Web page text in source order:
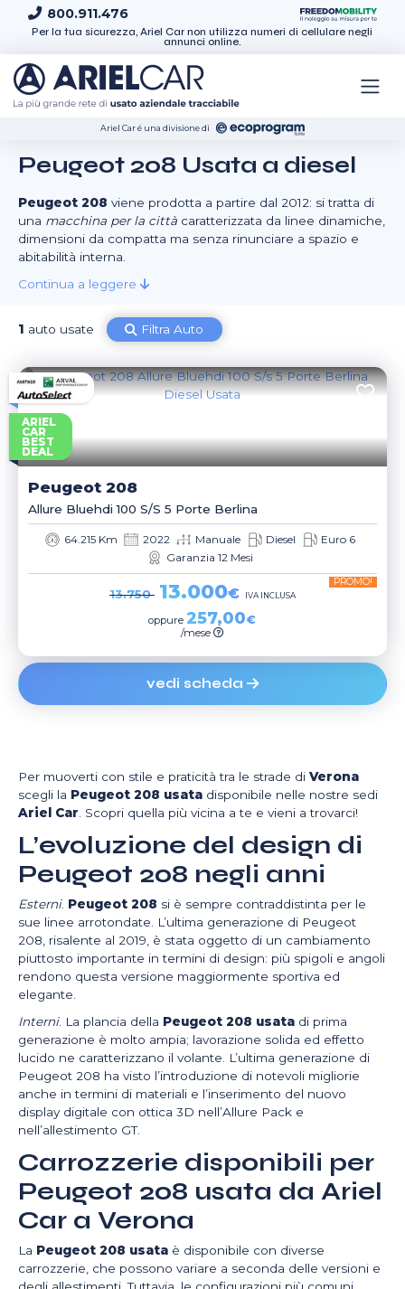
Skip to content
800.911.476
Per la tua sicurezza, Ariel Car non utilizza numeri di cellulare negli
annunci online.
Ariel Car é una divisione di
Peugeot 208 Usata a diesel
Peugeot 208 viene prodotta a partire dal 2012: si tratta di
una macchina per la città caratterizzata da linee dinamiche,
dimensioni da compatta ma senza rinunciare a spazio e
abitabilità interna.
Continua a leggere
1 auto usate Filtra Auto
ARIEL
CAR
BEST
DEAL
Peugeot 208
Allure Bluehdi 100 S/s 5 Porte Berlina
64.215 Km 2022 Manuale Diesel
Euro 6
Garanzia 12 Mesi
13.750 13.000€
PROMO!
IVA INCLUSA
oppure 257,00€
/mese
vedi scheda
Per muoverti con stile e praticità tra le strade diVerona
scegli la Peugeot 208 usata disponibile nelle nostre sedi
Ariel Car . Scopri quella più vicina a te e vieni a trovarci!
L’evoluzione del design di
Peugeot 208 negli anni
Esterni. Peugeot 208 si è sempre contraddistinta per le
sue linee arrotondate. L’ultima generazione di Peugeot
208, risalente al 2019, è stata oggetto di un cambiamento
piuttosto importante in termini di design: più spigoli e angoli
rendono questa versione maggiormente sportiva ed
elegante.
Interni. La plancia della Peugeot 208 usata di prima
generazione è molto ampia; lavorazione solida ed effetto
lucido ne caratterizzano il volante. L’ultima generazione di
Peugeot 208 ha visto l’introduzione di notevoli migliorie
anche in termini di materiali e l’inserimento del nuovo
display digitale con ottica 3D nell’Allure Pack e
nell’allestimento GT.
Carrozzerie disponibili per
Peugeot 208 usata da Ariel
Car a Verona
La Peugeot 208 usata è disponibile con diverse
carrozzerie, che possono variare a seconda delle versioni e